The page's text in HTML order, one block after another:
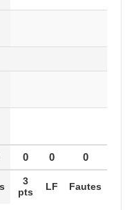
0 0 0
3
pts
LF Fautes